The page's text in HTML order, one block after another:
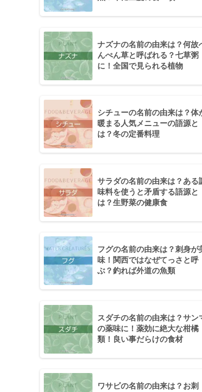
ナズナの名前の由来は？何故
んぺん草と呼ばれる？七草粥
に！全国で見られる植物
シチューの名前の由来は？体
暖まる人気メニューの語源と
は？冬の定番料理
サラダの名前の由来は？ある
味料を使うと矛盾する語源と
は？生野菜の健康食
フグの名前の由来は？刺身が
味！関西ではなぜてっさと呼
ぶ？釣れば外道の魚類
スダチの名前の由来は？サン
の薬味に！薬効に絶大な柑橘
類！良い事だらけの食材
ワサビの名前の由来は？お刺